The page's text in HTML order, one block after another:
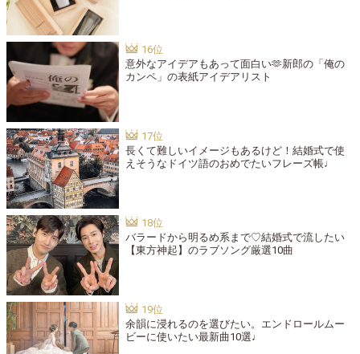
意外なアイデアもあって面白い🫶新郎の「俺の
カンペ」の表紙アイデアリスト
長くて難しいイメージもあるけど！結婚式で使
えそうなドイツ語のおめでたいフレーズ帳♩
バラードから明るめ系まで♡結婚式で流したい
【東方神起】のラブソング厳選10曲
余韻に浸れるのを選びたい。エンドロールムー
ビーに使いたい最新曲10選♩